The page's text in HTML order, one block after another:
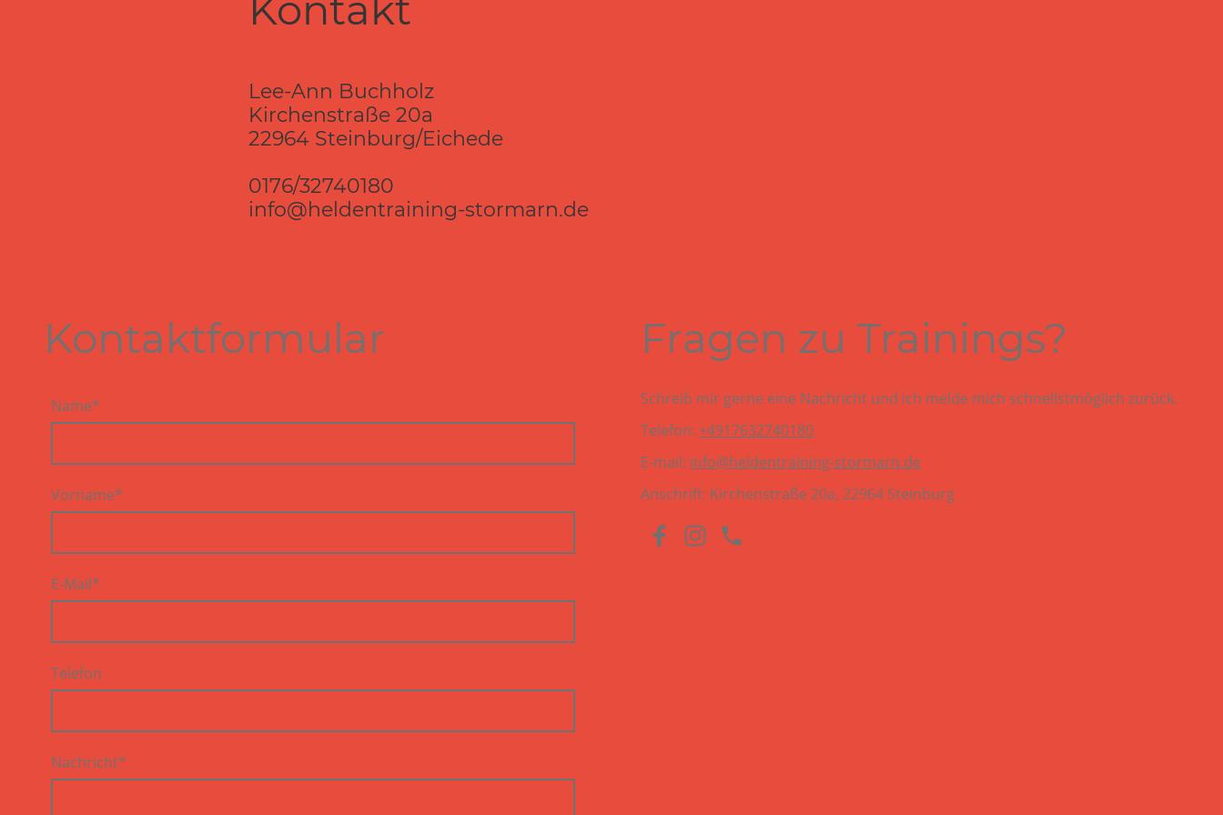
Lee-Ann Buchholz
Kirchenstraße 20a
22964 Steinburg/Eichede
0176/32740180
info@heldentraining-stormarn.de
Kontaktformular
Name*
Vorname*
E-Mail*
Telefon
Nachricht*
Fragen zu Trainings?
Schreib mir gerne eine Nachricht und ich melde mich schnellstmöglich zurück.
Telefon: +4917632740180
E-mail: info@heldentraining-stormarn.de
Anschrift: Kirchenstraße 20a, 22964 Steinburg